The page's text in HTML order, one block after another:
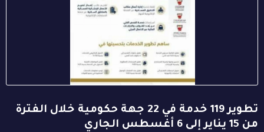
تطوير 119 خدمة في 22 جهة حكومية خلال الفترة
من 15 يناير إلى 6 أغسطس الجاري